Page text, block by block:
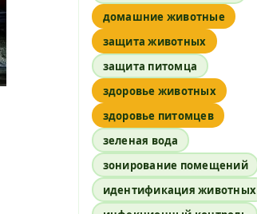
домашние животные
защита животных
защита питомца
здоровье животных
здоровье питомцев
зеленая вода
зонирование помещений
идентификация животных